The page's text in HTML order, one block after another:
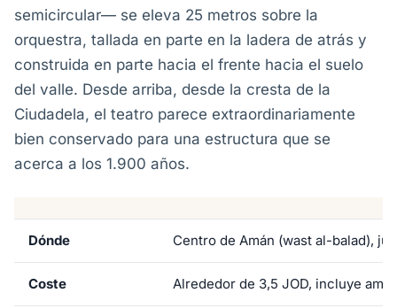
semicircular— se eleva 25 metros sobre la
orquestra, tallada en parte en la ladera de atrás y
construida en parte hacia el frente hacia el suelo
del valle. Desde arriba, desde la cresta de la
Ciudadela, el teatro parece extraordinariamente
bien conservado para una estructura que se
acerca a los 1.900 años.
Dónde Centro de Amán (wast al-balad),
Coste Alrededor de 3,5 JOD, incluye